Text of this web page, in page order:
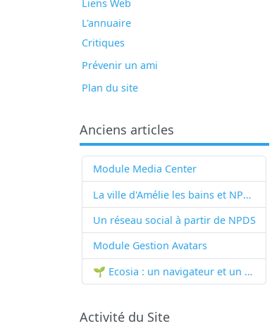
Liens Web
L'annuaire
Critiques
Prévenir un ami
Plan du site
Anciens articles
Module Media Center
La ville d'Amélie les bains et NPDS
Un réseau social à partir de NPDS
Module Gestion Avatars
🌱 Ecosia : un navigateur et un moteur de recherche qui plantent des arbres !...
Activité du Site